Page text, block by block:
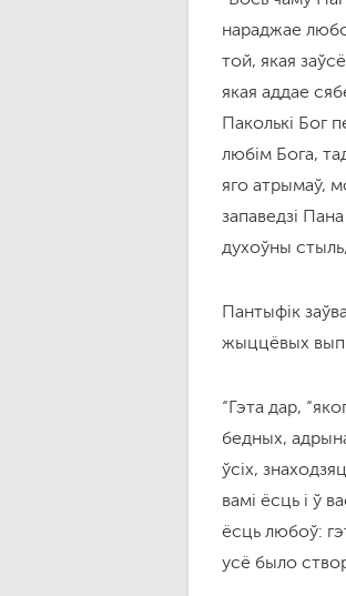
нараджае
той, якая
якая аддае
Паколькі Бог
любім Бога,
яго атрымаў,
запаведзі
духоўны
Пантыфік
жыццёвых
“Гэта дар,
бедных,
ўсіх,
вамі ёсць і ў
ёсць любоў:
усё было